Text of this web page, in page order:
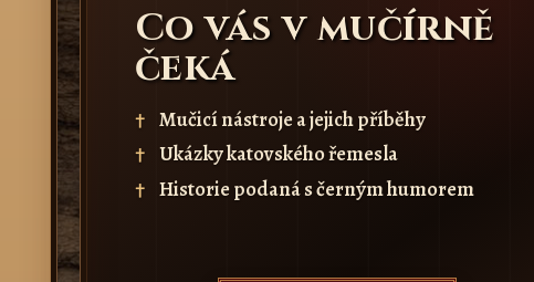
Co vás v mučírně
čeká
Mučicí nástroje a jejich příběhy
Ukázky katovského řemesla
Historie podaná s černým humorem